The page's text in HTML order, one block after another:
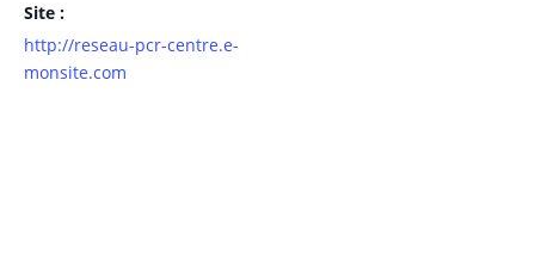
Site :
http://reseau-pcr-centre.e-
monsite.com